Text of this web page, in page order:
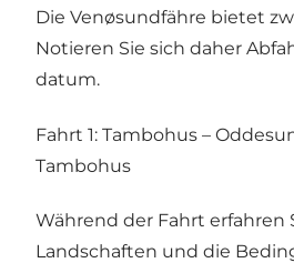
Die Venøsundfähre bietet
Notieren Sie sich daher
datum.
Fahrt 1: Tambohus –
Tambohus
Während der Fahrt erfahren
Landschaften und die